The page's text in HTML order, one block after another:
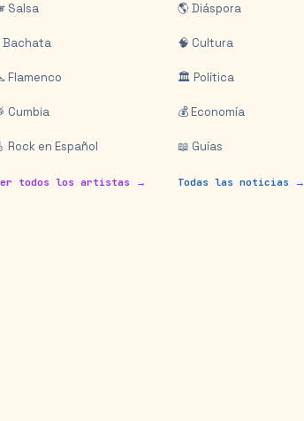
Salsa
Bachata
Flamenco
Cumbia
Rock en Español
todos los artistas →
🌎 Diáspora
🧠 Cultura
🏛️ Política
💰 Economía
📖 Guías
Todas las noticias →